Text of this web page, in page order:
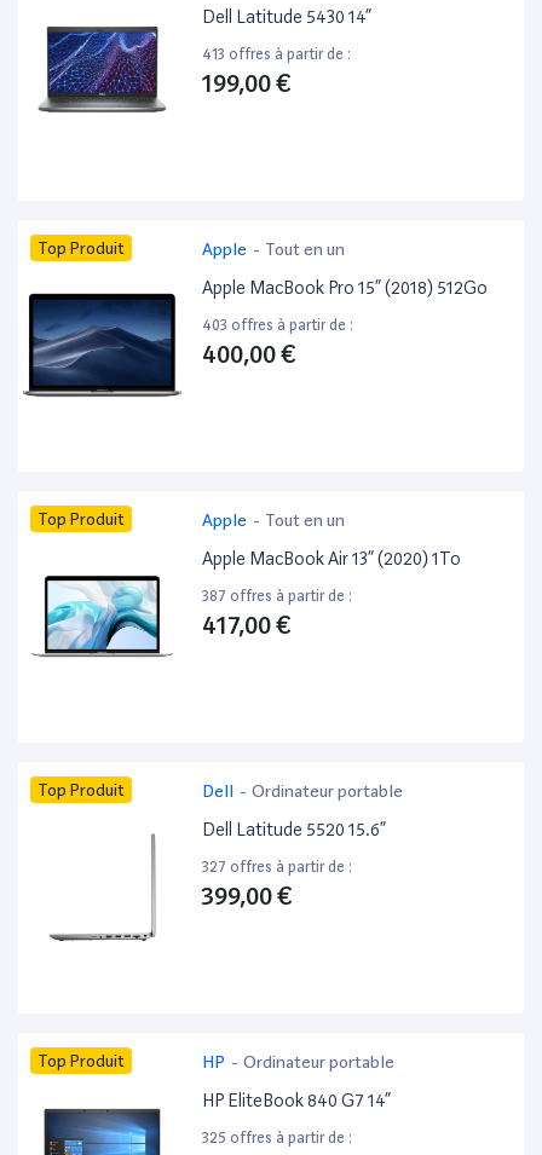
Dell Latitude 5430 14”
413 offres à partir de :
199,00 €
Top Produit Apple - Tout en un
Apple MacBook Pro 15” (2018) 512Go
403 offres à partir de :
400,00 €
Top Produit Apple - Tout en un
Apple MacBook Air 13” (2020) 1To
387 offres à partir de :
417,00 €
Top Produit Dell - Ordinateur portable
Dell Latitude 5520 15.6”
327 offres à partir de :
399,00 €
Top Produit HP - Ordinateur portable
HP EliteBook 840 G7 14”
325 offres à partir de :